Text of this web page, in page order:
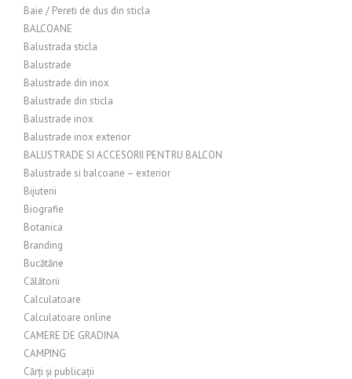
Baie / Pereti de dus din sticla
BALCOANE
Balustrada sticla
Balustrade
Balustrade din inox
Balustrade din sticla
Balustrade inox
Balustrade inox exterior
BALUSTRADE SI ACCESORII PENTRU BALCON
Balustrade si balcoane – exterior
Bijuterii
Biografie
Botanica
Branding
Bucătărie
Călătorii
Calculatoare
Calculatoare online
CAMERE DE GRADINA
CAMPING
Cărți și publicații